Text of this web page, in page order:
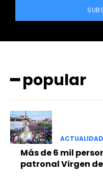
━ popular
ACTUALIDAD
Más de 6 mil
patronal Virgen